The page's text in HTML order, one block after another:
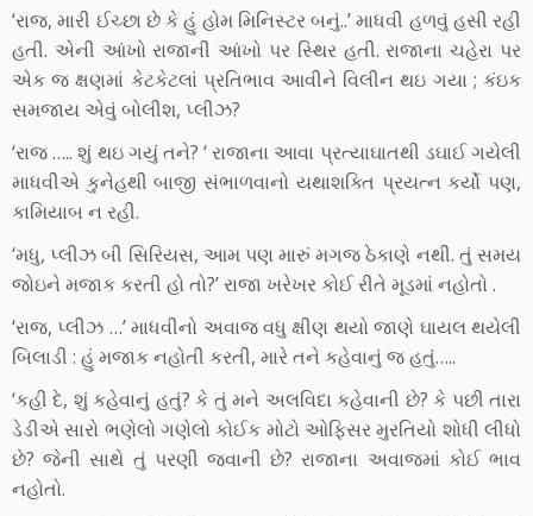
‘રાજ, મારી ઈચ્છા છે કે હું હોમ મિનિસ્ટર બનું..’ માધવી હળવું હસી રહી
હતી. એની આંખો રાજાની આંખો પર સ્થિર હતી. રાજાના ચહેરા પર
એક જ ક્ષણમાં કેટકેટલાં પ્રતિભાવ આવીને વિલીન થઇ ગયા ; કંઇક
સમજાય એવું બોલીશ, પ્લીઝ?
‘રાજ ….. શું થઇ ગયું તને? ‘ રાજાના આવા પ્રત્યાઘાતથી ડઘાઈ ગયેલી
માધવીએ કુનેહથી બાજી સંભાળવાનો યથાશક્તિ પ્રયત્ન કર્યો પણ,
કામિયાબ ન રહી.
‘મધુ, પ્લીઝ બી સિરિયસ, આમ પણ મારું મગજ ઠેકાણે નથી. તું સમય
જોઇને મજાક કરતી હો તો?’ રાજા ખરેખર કોઈ રીતે મૂડમાં નહોતો .
‘રાજ, પ્લીઝ …’ માધવીનો અવાજ વધુ ક્ષીણ થયો જાણે ઘાયલ થયેલી
બિલાડી : હું મજાક નહોતી કરતી, મારે તને કહેવાનું જ હતું…..
‘કહી દે, શું કહેવાનું હતું? કે તું મને અલવિદા કહેવાની છે? કે પછી તારા
ડેડીએ સારો ભણેલો ગણેલો કોઈક મોટો ઓફિસર મુરતિયો શોધી લીધો
છે? જેની સાથે તું પરણી જવાની છે? રાજાના અવાજમાં કોઈ ભાવ
નહોતો.